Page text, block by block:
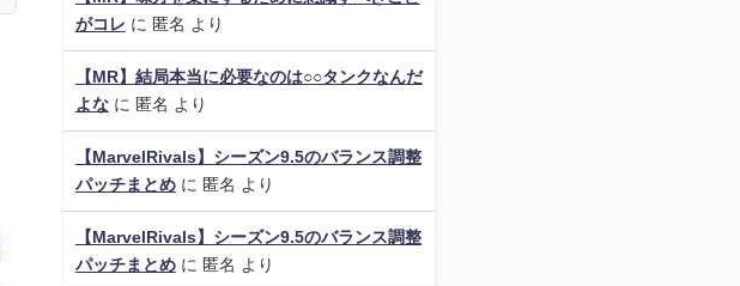
がコレ に 匿名 より
【MR】結局本当に必要なのは○○タンクなんだ
よなに 匿名 より
【MarvelRivals】シーズン9.5のバランス調整
パッチまとめに 匿名 より
【MarvelRivals】シーズン9.5のバランス調整
パッチまとめに 匿名 より